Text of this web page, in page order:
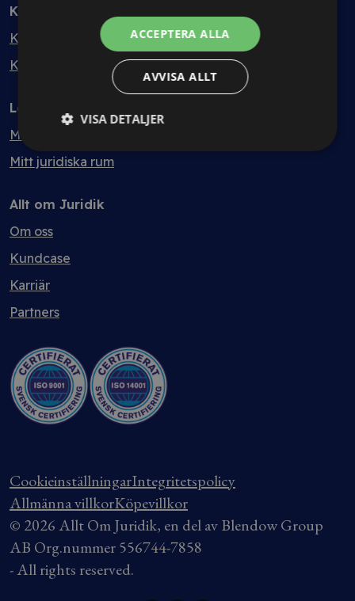
Kontakt
Kontakt
Kvalitet & hållbarhet
Logga in
Mina sidor
Mitt juridiska rum
Allt om Juridik
Om oss
Kundcase
Karriär
Partners
CookieinställningarIntegritetspolicy
Allmänna villkorKöpevillkor
© 2026 Allt Om Juridik, en del av Blendow Group
AB Org.nummer 556744-7858
- All rights reserved.
ACCEPTERA ALLA
AVVISA ALLT
VISA DETALJER